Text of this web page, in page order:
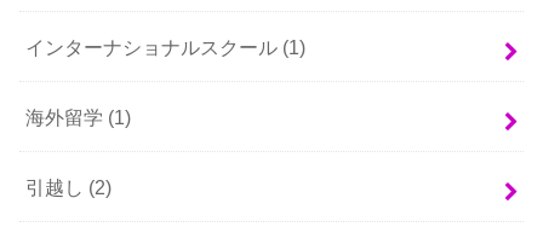
インターナショナルスクール (1)
海外留学 (1)
引越し (2)